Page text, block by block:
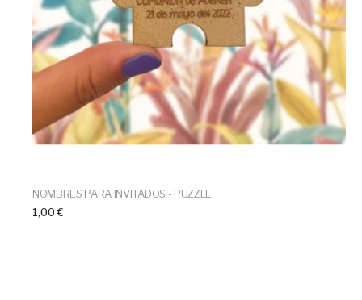
NOMBRES PARA INVITADOS - PUZZLE
1,00 €